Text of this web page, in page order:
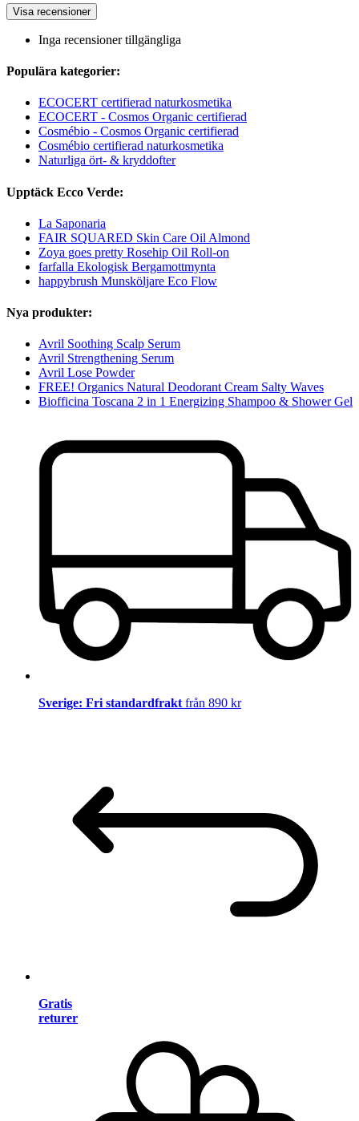
Visa recensioner
Inga recensioner tillgängliga
Populära kategorier:
ECOCERT certifierad naturkosmetika
ECOCERT - Cosmos Organic certifierad
Cosmébio - Cosmos Organic certifierad
Cosmébio certifierad naturkosmetika
Naturliga ört- & kryddofter
Upptäck Ecco Verde:
La Saponaria
FAIR SQUARED Skin Care Oil Almond
Zoya goes pretty Rosehip Oil Roll-on
farfalla Ekologisk Bergamottmynta
happybrush Munsköljare Eco Flow
Nya produkter:
Avril Soothing Scalp Serum
Avril Strengthening Serum
Avril Lose Powder
FREE! Organics Natural Deodorant Cream Salty Waves
Biofficina Toscana 2 in 1 Energizing Shampoo & Shower Gel
Sverige: Fri standardfrakt från 890 kr
Gratis
returer